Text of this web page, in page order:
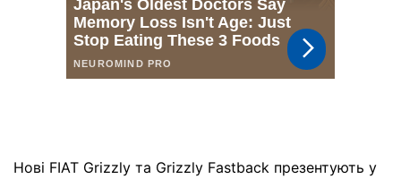
Нові FIAT Grizzly та Grizzly Fastback презентують у